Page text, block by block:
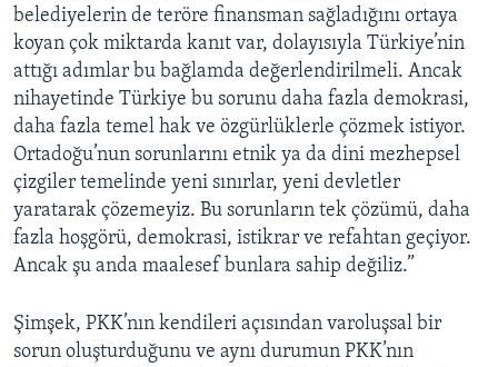
belediyelerin de teröre finansman sağladığını ortaya
koyan çok miktarda kanıt var, dolayısıyla Türkiye’nin
attığı adımlar bu bağlamda değerlendirilmeli. Ancak
nihayetinde Türkiye bu sorunu daha fazla demokrasi,
daha fazla temel hak ve özgürlüklerle çözmek istiyor.
Ortadoğu’nun sorunlarını etnik ya da dini mezhepsel
çizgiler temelinde yeni sınırlar, yeni devletler
yaratarak çözemeyiz. Bu sorunların tek çözümü, daha
fazla hoşgörü, demokrasi, istikrar ve refahtan geçiyor.
Ancak şu anda maalesef bunlara sahip değiliz.”
Şimşek, PKK’nın kendileri açısından varoluşsal bir
sorun oluşturduğunu ve aynı durumun PKK’nın